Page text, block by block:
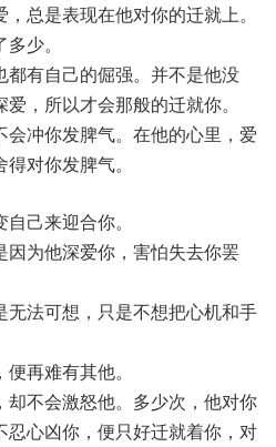
总是表现在他对你的迁就上。
少。
有自己的倔强。并不是他没
，所以才会那般的迁就你。
冲你发脾气。在他的心里，爱
对你发脾气。
己来迎合你。
为他深爱你，害怕失去你罢
法可想，只是不想把心机和手
再难有其他。
不会激怒他。多少次，他对你
忍心凶你，便只好迁就着你，对